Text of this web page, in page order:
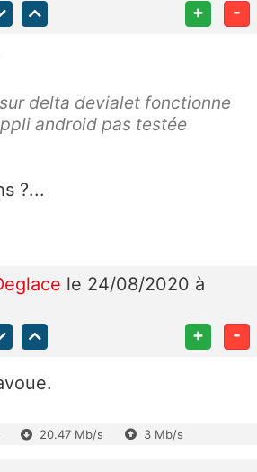
+ -
delta devialet fonctionne
android pas testée
?...
le 24/08/2020 à
+ -
20.47 Mb/s 3 Mb/s